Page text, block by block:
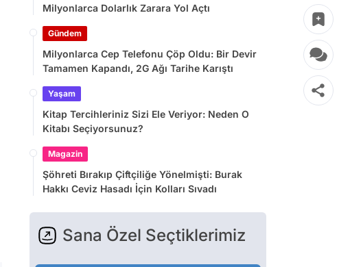
Milyonlarca Dolarlık Zarara Yol Açtı
Gündem
Milyonlarca Cep Telefonu Çöp Oldu: Bir Devir
Tamamen Kapandı, 2G Ağı Tarihe Karıştı
Yaşam
Kitap Tercihleriniz Sizi Ele Veriyor: Neden O
Kitabı Seçiyorsunuz?
Magazin
Şöhreti Bırakıp Çiftçiliğe Yönelmişti: Burak
Hakkı Ceviz Hasadı İçin Kolları Sıvadı
Sana Özel Seçtiklerimiz